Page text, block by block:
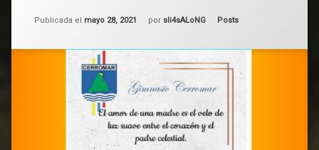
Publicada el mayo 28, 2021
Actualizado elmayo 6, 2025
por sli4sALoNG Categorías:
Posts
de